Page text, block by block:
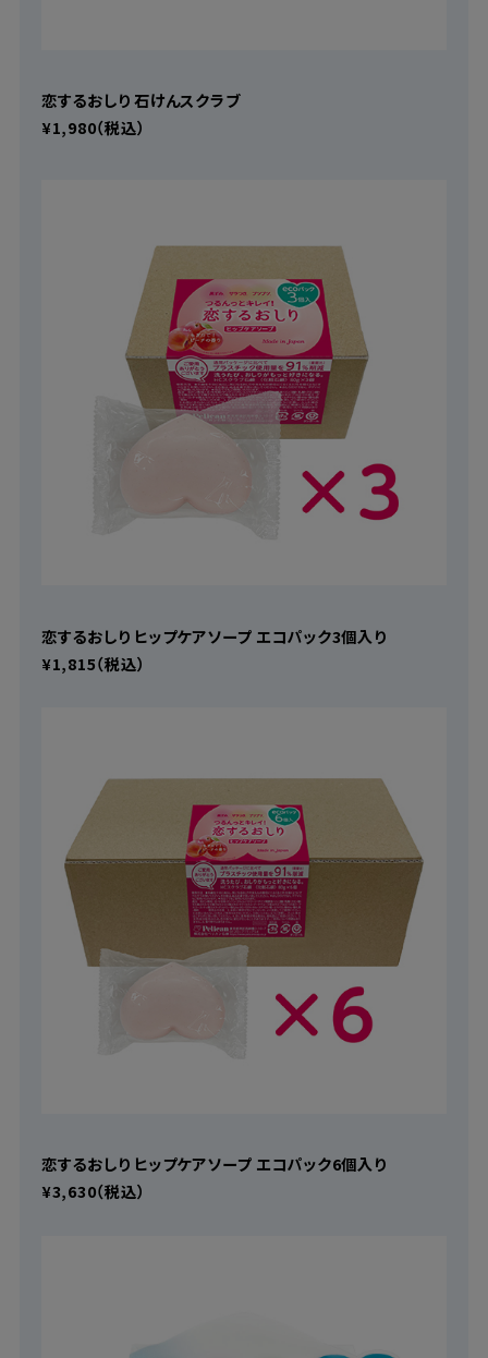
恋するおしり 石けんスクラブ
¥1,980（税込）
恋するおしり ヒップケアソープ エコパック3個入り
¥1,815（税込）
恋するおしり ヒップケアソープ エコパック6個入り
¥3,630（税込）